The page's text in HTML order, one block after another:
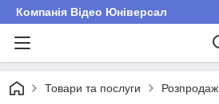
Компанія Відео Юніверсал
Товари та послуги Розпродаж